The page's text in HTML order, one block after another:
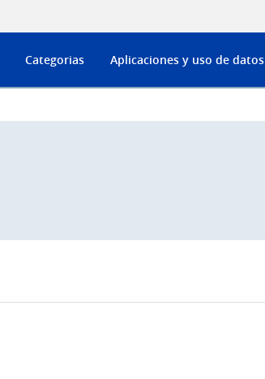
Categorias Aplicaciones y uso de datos